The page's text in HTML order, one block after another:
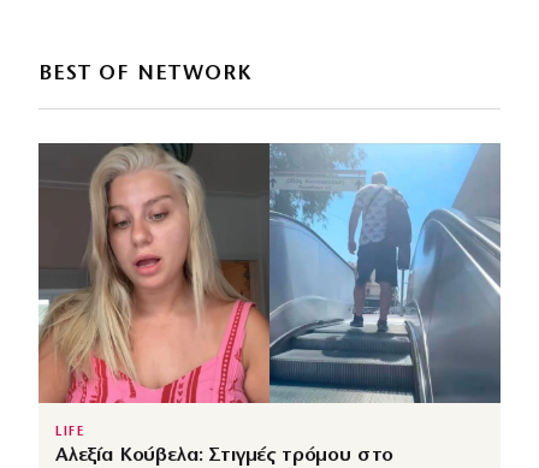
BEST OF NETWORK
LIFE
Αλεξία Κούβελα: Στιγμές τρόμου στο